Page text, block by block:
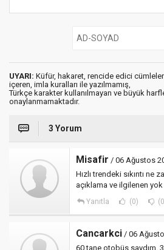
UYARI: Küfür, hakaret, rencide edici cümleler
içeren, imla kuralları ile yazılmamış,
Türkçe karakter kullanılmayan ve büyük
onaylanmamaktadır.
3 Yorum
Misafir / 06 Ağustos
Hızlı trendeki sıkıntı ne
açıklama ve ilgilenen yok
Yanıtla (0)
Cancarkci / 06
60 tane otobüs saydım.